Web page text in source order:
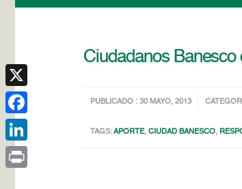
Ciudadanos
PUBLICADO : 30 MAYO, 2013
TAGS:APORTE,CIUDAD BANESCO,
X
Facebook
LinkedIn